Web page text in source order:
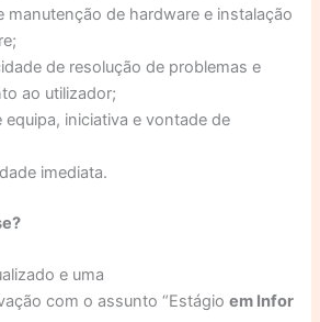
manutenção de hardware e instalação
de resolução de problemas e
ao utilizador;
equipa, iniciativa e vontade de
imediata.
?
e uma
com o assunto “Estágioem Infor